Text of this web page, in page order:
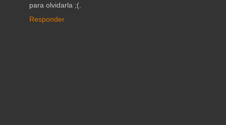
para olvidarla ;(.
Responder